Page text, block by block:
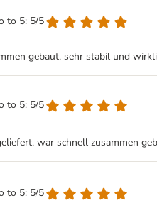
to 5: 5/5
gebaut, sehr stabil und
to 5: 5/5
war schnell zusammen
to 5: 5/5